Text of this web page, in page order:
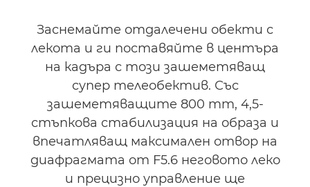
Заснемайте отдалечени обекти с
лекота и ги поставяйте в центъра
на кадъра с този зашеметяващ
супер телеобектив. Със
зашеметяващите 800 mm, 4,5-
стъпкова стабилизация на образа и
впечатляващ максимален отвор на
диафрагмата от F5.6 неговото леко
и прецизно управление ще